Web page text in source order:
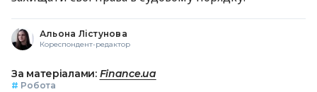
Альона Лістунова
Кореспондент-редактор
За матеріалами: Finance.ua
# Робота